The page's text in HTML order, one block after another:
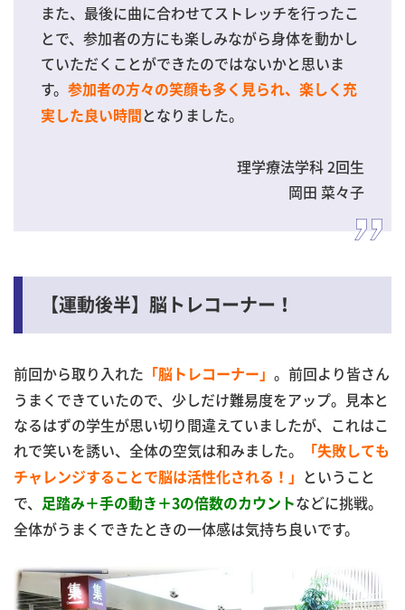
また、最後に曲に合わせてストレッチを行ったこ
とで、参加者の方にも楽しみながら身体を動かし
ていただくことができたのではないかと思いま
す。
参加者の方々の笑顔も多く見られ、楽しく充
実した良い時間 となりました。
理学療法学科 2回生
岡田 菜々子
【運動後半】脳トレコーナー！
前回から取り入れた 「脳トレコーナー」 。前回より皆さん
うまくできていたので、少しだけ難易度をアップ。見本と
なるはずの学生が思い切り間違えていましたが、これはこ
れで笑いを誘い、全体の空気は和みました。
「失敗しても
チャレンジすることで脳は活性化される！」
ということ
で、
足踏み＋手の動き＋3の倍数のカウントなどに挑戦。
全体がうまくできたときの一体感は気持ち良いです。